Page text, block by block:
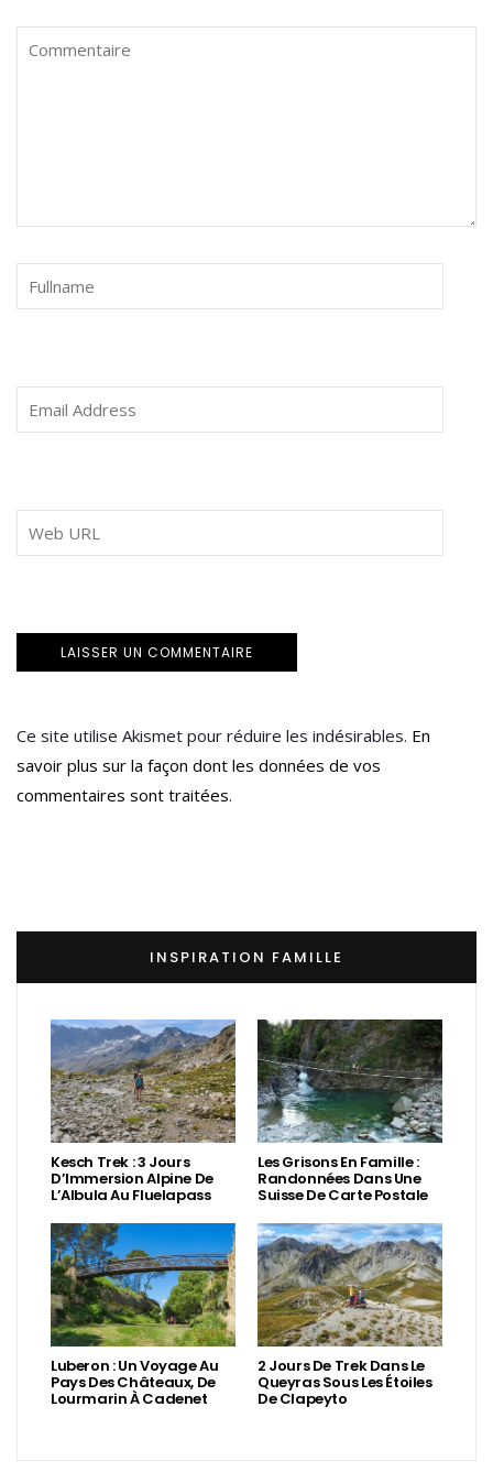
Ce site utilise Akismet pour réduire les indésirables. En
savoir plus sur la façon dont les données de vos
commentaires sont traitées.
INSPIRATION FAMILLE
Kesch Trek : 3 Jours
D’Immersion Alpine De
L’Albula Au Fluelapass
Les Grisons En Famille :
Randonnées Dans Une
Suisse De Carte Postale
Luberon : Un Voyage Au
Pays Des Châteaux, De
Lourmarin À Cadenet
2 Jours De Trek Dans Le
Queyras Sous Les Étoiles
De Clapeyto